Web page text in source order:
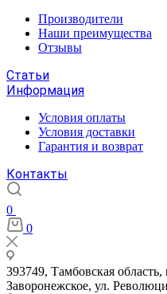
Производители
Наши преимущества
Отзывы
Статьи
Информация
Условия оплаты
Условия доставки
Гарантия и возврат
Контакты
0
0
393749, Тамбовская
Заворонежское, ул.